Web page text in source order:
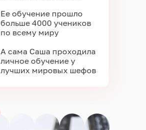
Ее обучение прошло
больше 4000 учеников
по всему миру
А сама Саша проходила
личное обучение у
лучших мировых шефов